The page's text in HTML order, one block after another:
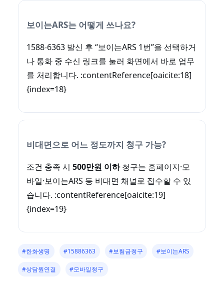
보이는ARS는 어떻게 쓰나요?
1588-6363 발신 후 “보이는ARS 1번”을 선택하거
나 통화 중 수신 링크를 눌러 화면에서 바로 업무
를 처리합니다. :contentReference[oaicite:18]
{index=18}
비대면으로 어느 정도까지 청구 가능?
조건 충족 시 500만원 이하청구는 홈페이지·모
바일·보이는ARS 등 비대면 채널로 접수할 수 있
습니다. :contentReference[oaicite:19]
{index=19}
#한화생명 #15886363 #보험금청구 #보이는ARS
#상담원연결 #모바일청구